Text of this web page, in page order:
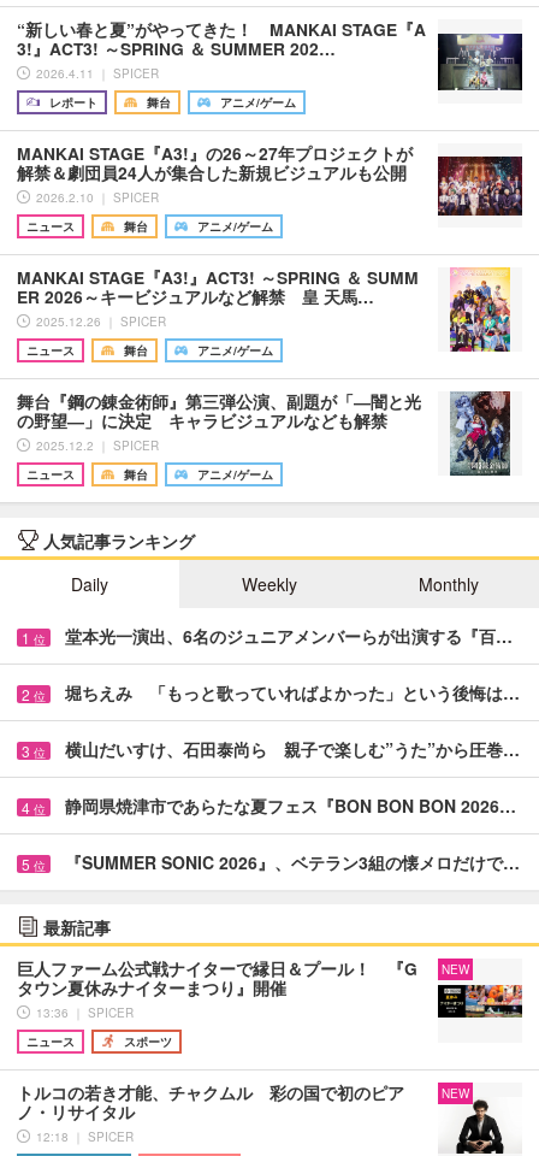
“新しい春と夏”がやってきた！ MANKAI STAGE『A
3!』ACT3! ～SPRING ＆ SUMMER 202…
2026.4.11 ｜ SPICER
レポート
舞台 アニメ/ゲーム
MANKAI STAGE『A3!』の26～27年プロジェクトが
解禁＆劇団員24人が集合した新規ビジュアルも公開
2026.2.10 ｜ SPICER
ニュース
舞台 アニメ/ゲーム
MANKAI STAGE『A3!』ACT3! ～SPRING ＆ SUMM
ER 2026～キービジュアルなど解禁 皇 天馬…
2025.12.26 ｜ SPICER
ニュース
舞台 アニメ/ゲーム
舞台『鋼の錬金術師』第三弾公演、副題が「―闇と光
の野望―」に決定 キャラビジュアルなども解禁
2025.12.2 ｜ SPICER
ニュース
舞台 アニメ/ゲーム
人気記事ランキング
Daily
Weekly Monthly
1 位 堂本光一演出、6名のジュニアメンバーらが出演する『百…
2 位 堀ちえみ 「もっと歌っていればよかった」という後悔は…
3 位 横山だいすけ、石田泰尚ら 親子で楽しむ”うた”から圧巻…
4 位 静岡県焼津市であらたな夏フェス『BON BON BON 2026…
5 位 『SUMMER SONIC 2026』、ベテラン3組の懐メロだけで…
最新記事
巨人ファーム公式戦ナイターで縁日＆プール！ 『G
タウン夏休みナイターまつり』開催
13:36 ｜ SPICER
ニュース
スポーツ
NEW
トルコの若き才能、チャクムル 彩の国で初のピア
ノ・リサイタル
12:18 ｜ SPICER
NEW